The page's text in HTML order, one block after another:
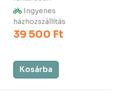
Ingyenes
házhozszállítás
39 500 Ft
Kosárba